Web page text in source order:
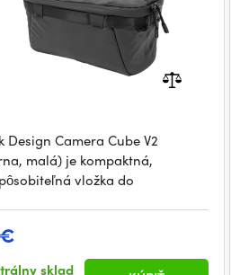
Design Camera Cube V2
malá) je kompaktná,
vložka do
sklad